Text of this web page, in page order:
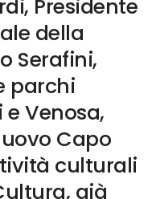
Presidente
della
Serafini,
parchi
Venosa,
Capo
culturali
già